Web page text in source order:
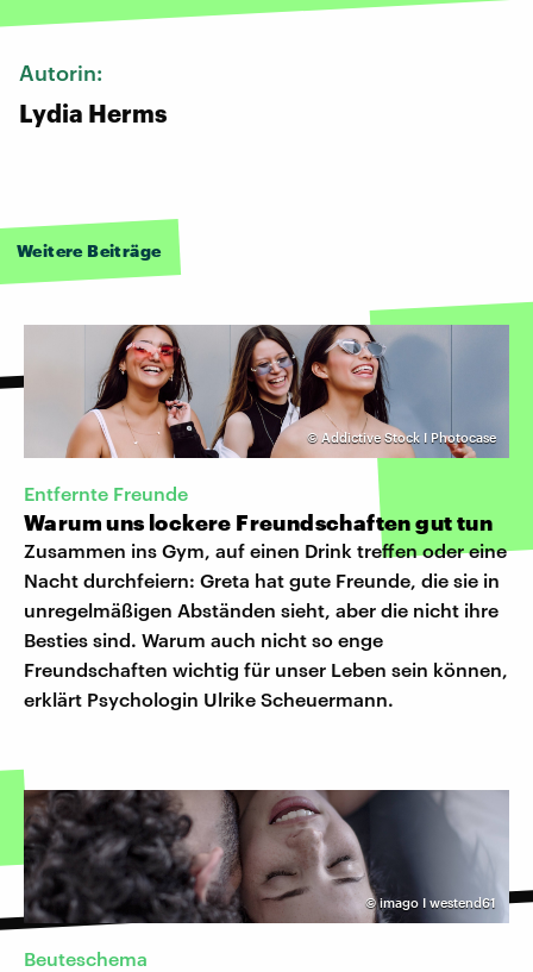
Autorin:
Lydia Herms
Weitere Beiträge
© Addictive Stock I Photocase
Entfernte Freunde
Warum uns lockere Freundschaften gut tun
Zusammen ins Gym, auf einen Drink treffen oder eine
Nacht durchfeiern: Greta hat gute Freunde, die sie in
unregelmäßigen Abständen sieht, aber die nicht ihre
Besties sind. Warum auch nicht so enge
Freundschaften wichtig für unser Leben sein können,
erklärt Psychologin Ulrike Scheuermann.
©imago I westend61
Beuteschema